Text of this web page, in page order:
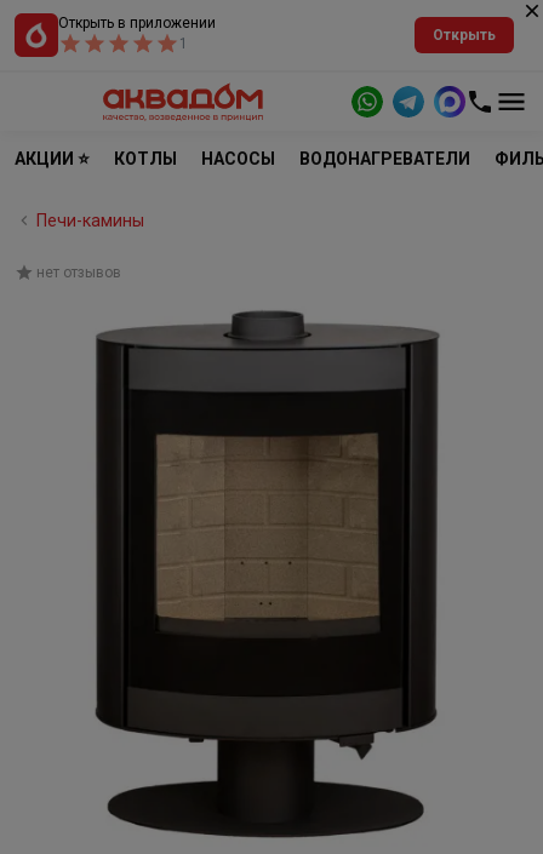
Открыть в приложении
1
Открыть
АКЦИИ ⭐ КОТЛЫ НАСОСЫ ВОДОНАГРЕВАТЕЛИ
Печи-камины
нет отзывов